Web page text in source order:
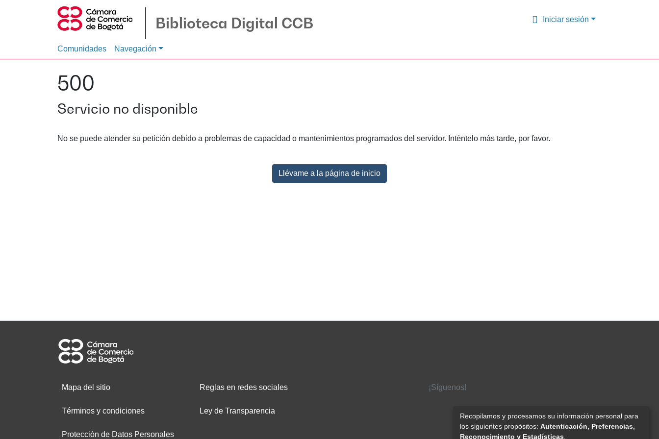
Biblioteca Digital CCB Iniciar sesión
Comunidades Navegación
500
Servicio no disponible
No se puede atender su petición debido a problemas de capacidad o mantenimientos programados del servidor. Inténtelo más tarde, por favor.
Llévame a la página de inicio
Mapa del sitio
Términos y condiciones
Protección de Datos Personales
Reglas en redes sociales
Ley de Transparencia
¡Síguenos!
Recopilamos y procesamos su información personal para
los siguientes propósitos: Autenticación, Preferencias,
Reconocimiento y Estadísticas